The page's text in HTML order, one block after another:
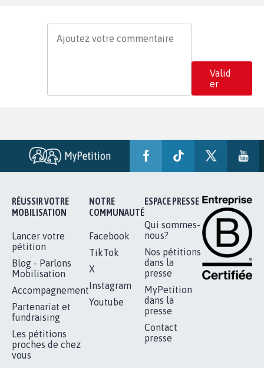
Valid
er
RÉUSSIR VOTRE
MOBILISATION
Lancer votre
pétition
Blog - Parlons
Mobilisation
Accompagnement
Partenariat et
fundraising
Les pétitions
proches de chez
vous
NOTRE
COMMUNAUTÉ
Facebook
TikTok
X
Instagram
Youtube
ESPACE PRESSE
Qui sommes-
nous?
Nos pétitions
dans la
presse
MyPetition
dans la
presse
Contact
presse